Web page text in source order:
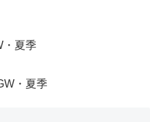
・夏季
・夏季